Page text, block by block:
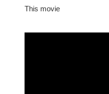
This movie